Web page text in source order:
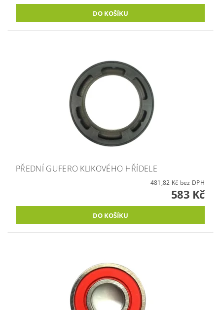
PŘEDNÍ GUFERO KLIKOVÉHO HŘÍDELE
481,82 Kč bez DPH
583 Kč